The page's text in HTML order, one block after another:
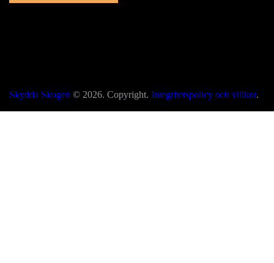
Skydda Skogen © 2026. Copyright. Integritetspolicy och villkor.